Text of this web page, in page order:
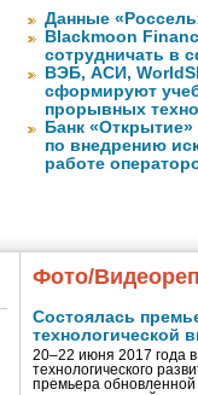
Данные
Blackmoon
сотрудничать в
ВЭБ, АСИ,
сформируют
прорывных
Банк
по внедрению
работе
Фото/
Состоялась
технологической
20–22 июня 2017 года
технологического
премьера